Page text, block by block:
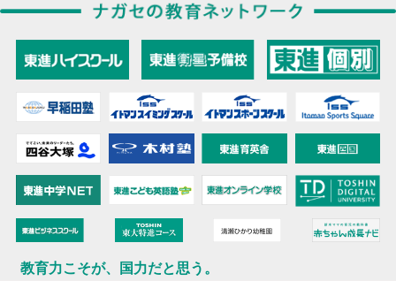
教育力こそが、国力だと思う。